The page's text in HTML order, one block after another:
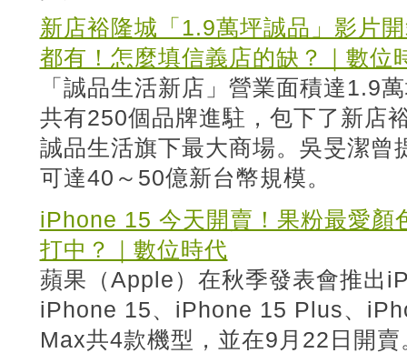
新店裕隆城「1.9萬坪誠品」影片
都有！怎麼填信義店的缺？｜數位
「誠品生活新店」營業面積達1.9
共有250個品牌進駐，包下了新店
誠品生活旗下最大商場。吳旻潔曾
可達40～50億新台幣規模。
iPhone 15 今天開賣！果粉最愛顏
打中？｜數位時代
蘋果（Apple）在秋季發表會推出
iPhone 15、iPhone 15 Plus、
Max共4款機型，並在9月22日開